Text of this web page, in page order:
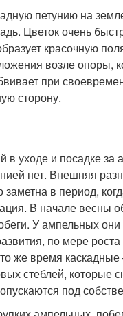
петунию на
Цветок очень
красочную
возле опоры,
при
сторону.
в уходе и посадке за
нет. Внешняя
в период,
В начале весны
У ампельных они
по мере
же время каскадные
стеблей, которые
под